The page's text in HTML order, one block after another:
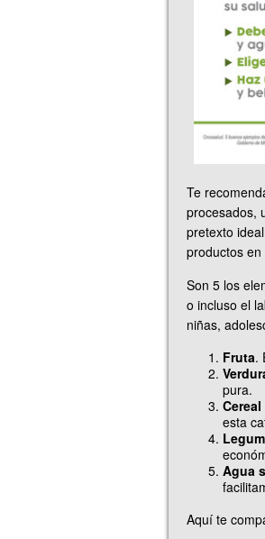
Te
procesados,
pretexto
productos
Son 5 los
o incluso el
niñas,
Fruta.
pura.
esta
Agua
Aquí te